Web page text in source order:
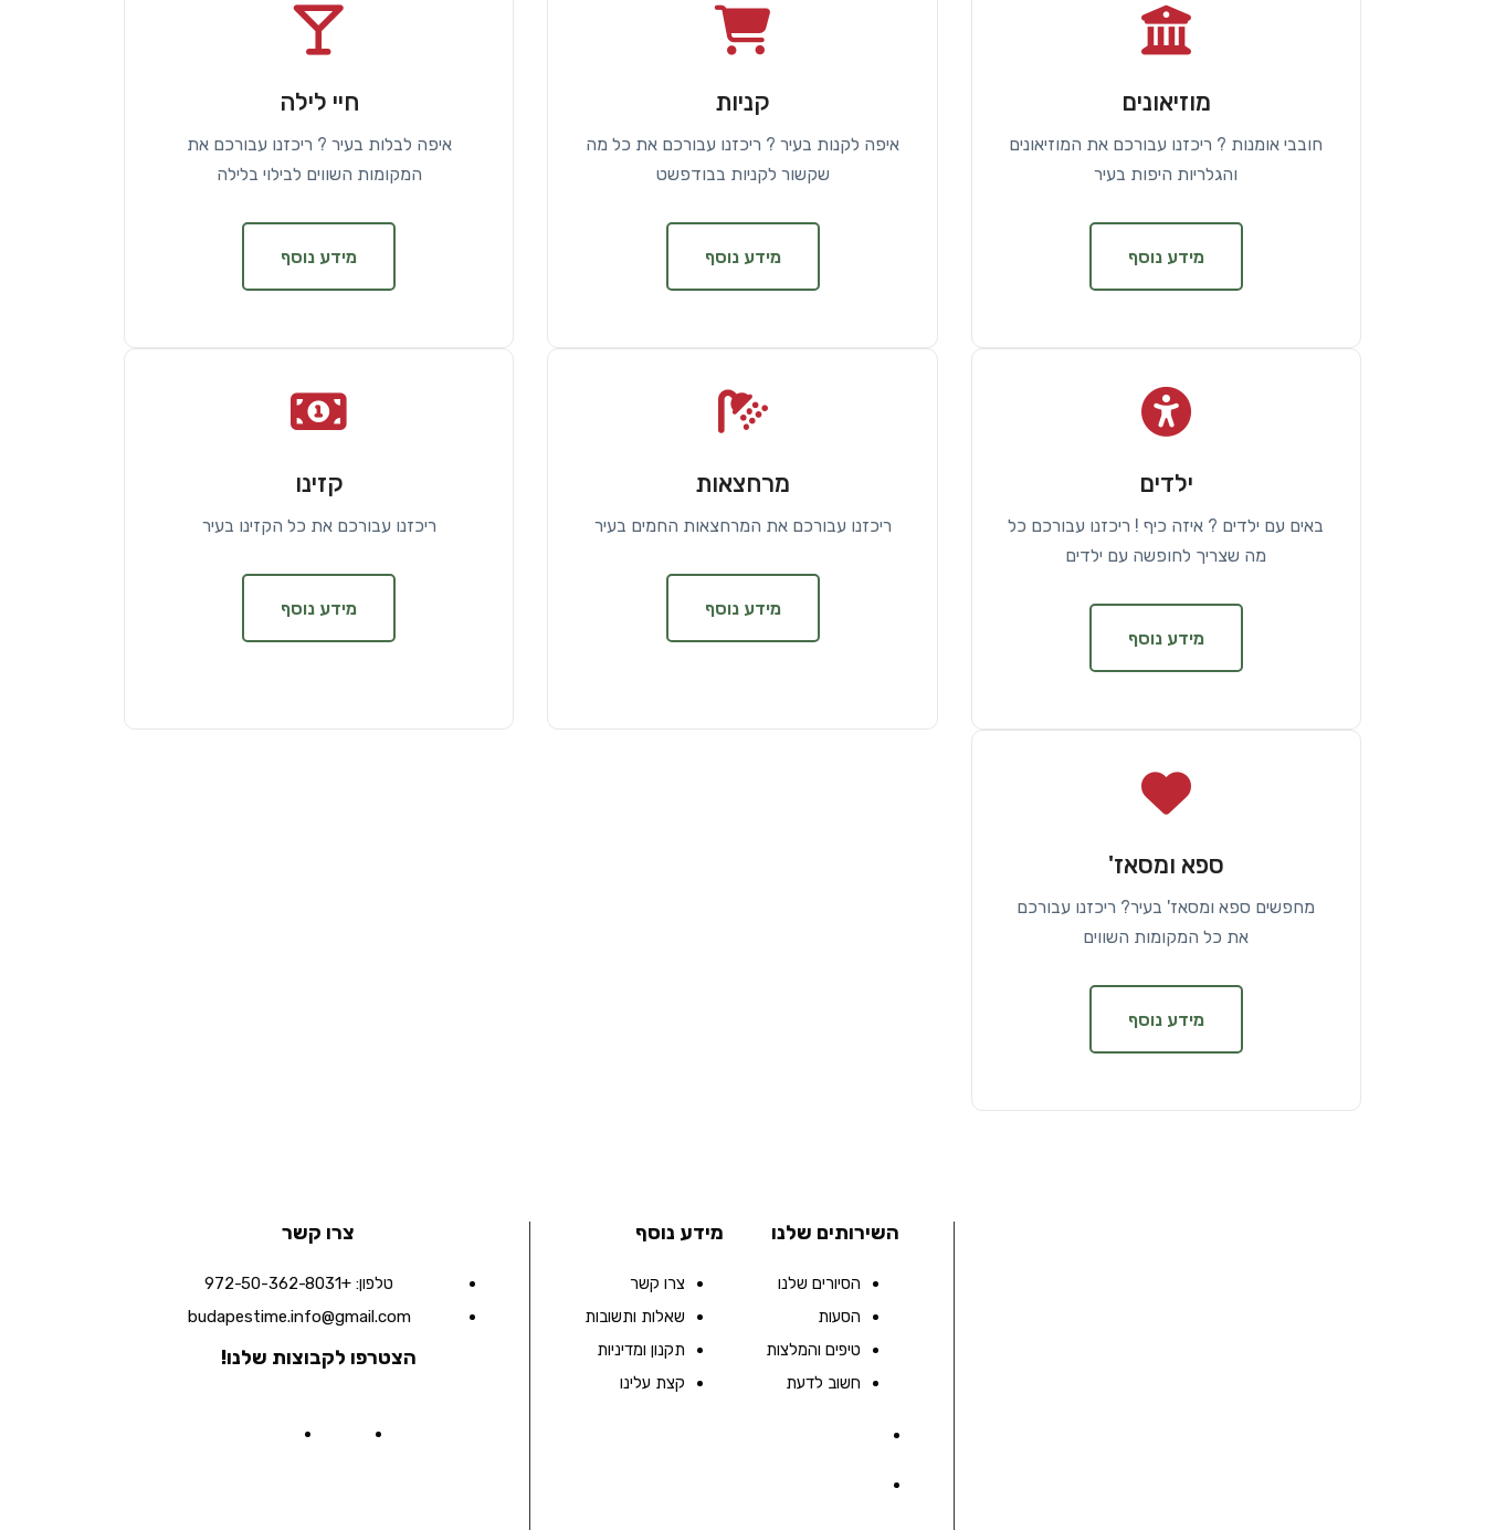
מוזיאונים
חובבי אומנות ? ריכזנו עבורכם את המוזיאונים
והגלריות היפות בעיר
מידע נוסף
קניות
איפה לקנות בעיר ? ריכזנו עבורכם את כל מה
שקשור לקניות בבודפשט
מידע נוסף
חיי לילה
איפה לבלות בעיר ? ריכזנו עבורכם את
המקומות השווים לבילוי בלילה
מידע נוסף
ילדים
באים עם ילדים ? איזה כיף ! ריכזנו עבורכם כל
מה שצריך לחופשה עם ילדים
מידע נוסף
מרחצאות
ריכזנו עבורכם את המרחצאות החמים בעיר
מידע נוסף
קזינו
ריכזנו עבורכם את כל הקזינו בעיר
מידע נוסף
ספא ומסאז'
מחפשים ספא ומסאז' בעיר? ריכזנו עבורכם
את כל המקומות השווים
מידע נוסף
השירותים שלנו
הסיורים שלנו
הסעות
טיפים והמלצות
חשוב לדעת
מידע נוסף
צרו קשר
שאלות ותשובות
תקנון ומדיניות
קצת עלינו
צרו קשר
טלפון: +972-50-362-8031
budapestime.info@gmail.com
הצטרפו לקבוצות שלנו!